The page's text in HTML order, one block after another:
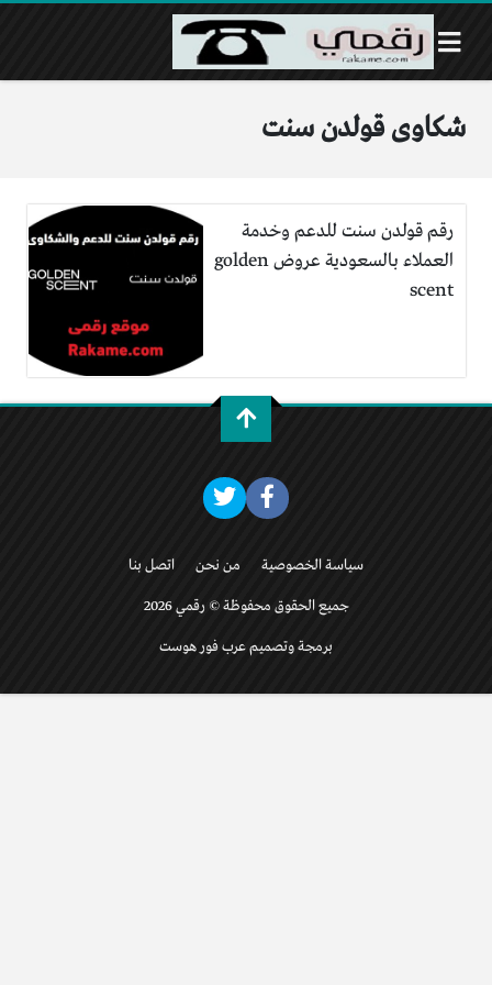
شكاوى قولدن سنت
رقم قولدن سنت للدعم وخدمة
العملاء بالسعودية عروض golden
scent
سياسة الخصوصية من نحن اتصل بنا
جميع الحقوق محفوظة © رقمي 2026
برمجة وتصميم عرب فور هوست